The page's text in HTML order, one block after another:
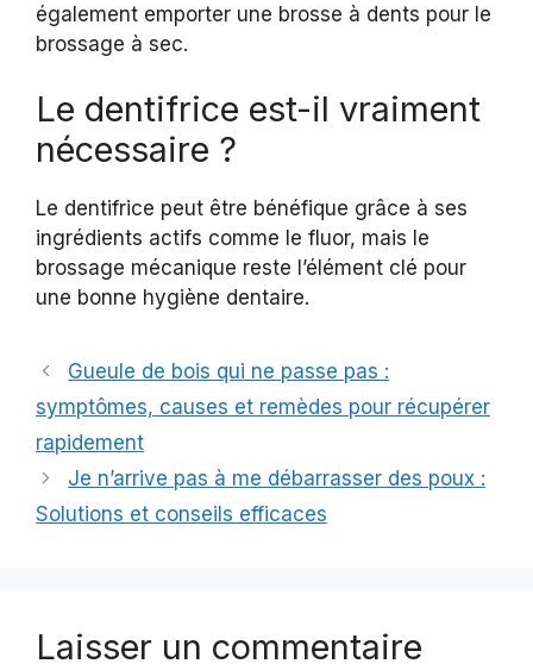
également emporter une brosse à dents pour le
brossage à sec.
Le dentifrice est-il vraiment
nécessaire ?
Le dentifrice peut être bénéfique grâce à ses
ingrédients actifs comme le fluor, mais le
brossage mécanique reste l’élément clé pour
une bonne hygiène dentaire.
Gueule de bois qui ne passe pas :
symptômes, causes et remèdes pour récupérer
rapidement
Je n’arrive pas à me débarrasser des poux :
Solutions et conseils efficaces
Laisser un commentaire